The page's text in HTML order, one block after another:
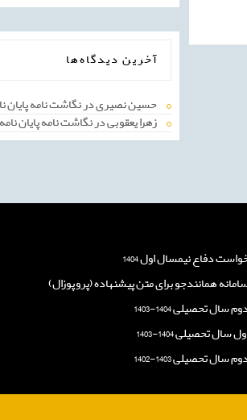
آخرین دیدگاه‌ها
حسین نصیریدرنگاشت نامه پایان
زهرا یعقوبیدرنگاشت نامه پایان
دفاع نیمسال اول 1404
همانندجو برای متن پیشنهاده (پروپوزال)
تحصیلی 1404-1403
تحصیلی 1404-1403
تحصیلی 1403-1402